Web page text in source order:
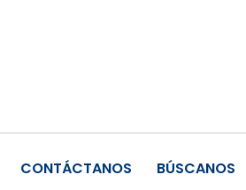
CONTÁCTANOS BÚSCANOS